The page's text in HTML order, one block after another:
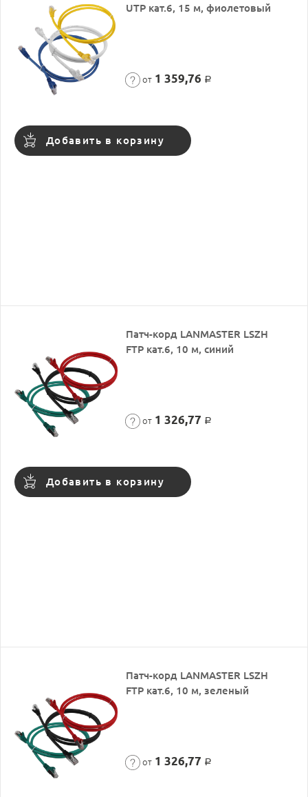
UTP кат.6, 15 м, фиолетовый
от 1 359,76 Р
Добавить в корзину
Патч-корд LANMASTER LSZH
FTP кат.6, 10 м, синий
от 1 326,77 Р
Добавить в корзину
Патч-корд LANMASTER LSZH
FTP кат.6, 10 м, зеленый
от 1 326,77 Р